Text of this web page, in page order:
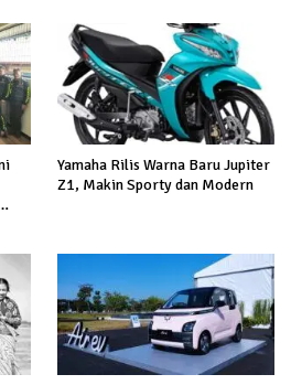
Yamaha Rilis Warna Baru Jupiter
Z1, Makin Sporty dan Modern